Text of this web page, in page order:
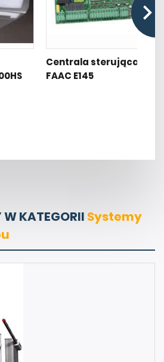
Centrala sterująca
FAAC E145
W KATEGORII Systemy